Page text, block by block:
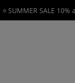
🔅SUMMER SALE 10%